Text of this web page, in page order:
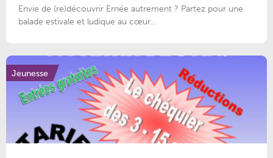
Envie de (re)découvrir Ernée autrement ? Partez pour une
balade estivale et ludique au cœur...
Jeunesse